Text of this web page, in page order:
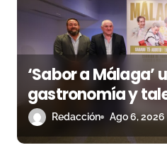
e
n
t
r
‘Sabor a Málaga’
gastronomía y
en La Malagueta
Redacción Ago 6, 2026